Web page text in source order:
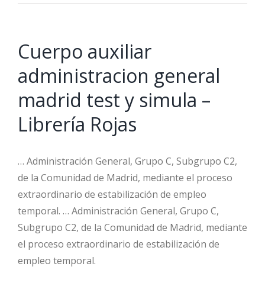
Cuerpo auxiliar
administracion general
madrid test y simula –
Librería Rojas
… Administración General, Grupo C, Subgrupo C2,
de la Comunidad de Madrid, mediante el proceso
extraordinario de estabilización de empleo
temporal. … Administración General, Grupo C,
Subgrupo C2, de la Comunidad de Madrid, mediante
el proceso extraordinario de estabilización de
empleo temporal.